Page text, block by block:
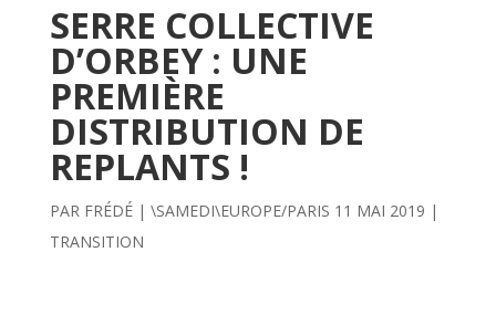
SERRE COLLECTIVE
D’ORBEY : UNE
PREMIÈRE
DISTRIBUTION DE
REPLANTS !
PAR FRÉDÉ| \SAMEDI\EUROPE/PARIS 11 MAI 2019 |
TRANSITION